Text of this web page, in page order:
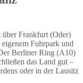
Frankfurt (Oder)
Fuhrpark und
Berliner Ring (A10)
das Land gut –
oder in der Lausitz